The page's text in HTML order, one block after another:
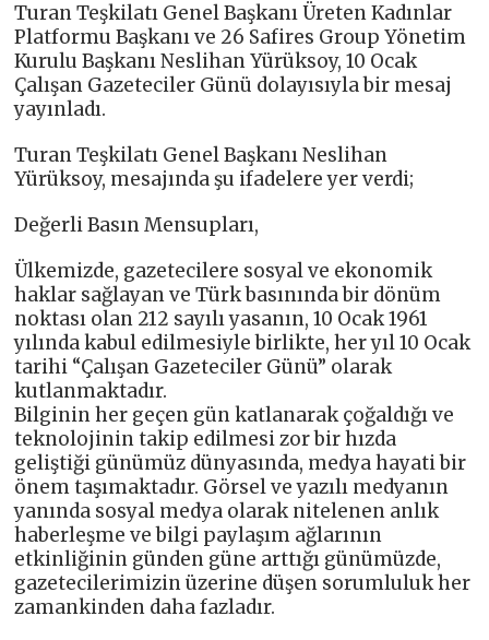
Turan Teşkilatı Genel Başkanı Üreten Kadınlar
Platformu Başkanı ve 26 Safires Group Yönetim
Kurulu Başkanı Neslihan Yürüksoy, 10 Ocak
Çalışan Gazeteciler Günü dolayısıyla bir mesaj
yayınladı.
Turan Teşkilatı Genel Başkanı Neslihan
Yürüksoy, mesajında şu ifadelere yer verdi;
Değerli Basın Mensupları,
Ülkemizde, gazetecilere sosyal ve ekonomik
haklar sağlayan ve Türk basınında bir dönüm
noktası olan 212 sayılı yasanın, 10 Ocak 1961
yılında kabul edilmesiyle birlikte, her yıl 10 Ocak
tarihi “Çalışan Gazeteciler Günü” olarak
kutlanmaktadır.
Bilginin her geçen gün katlanarak çoğaldığı ve
teknolojinin takip edilmesi zor bir hızda
geliştiği günümüz dünyasında, medya hayati bir
önem taşımaktadır. Görsel ve yazılı medyanın
yanında sosyal medya olarak nitelenen anlık
haberleşme ve bilgi paylaşım ağlarının
etkinliğinin günden güne arttığı günümüzde,
gazetecilerimizin üzerine düşen sorumluluk her
zamankinden daha fazladır.